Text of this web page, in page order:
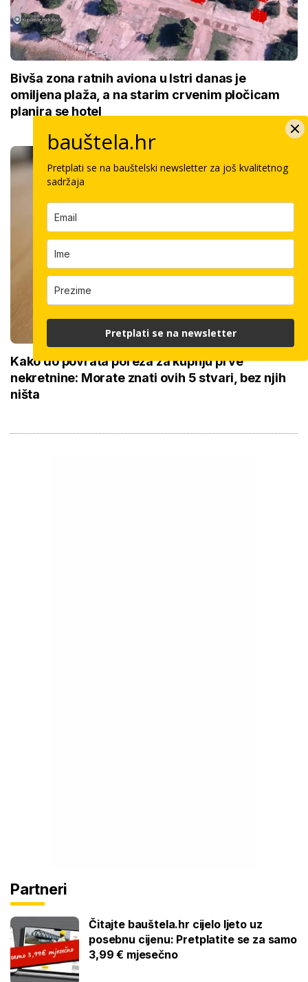
Bivša zona ratnih aviona u Istri danas je
omiljena plaža, a na starim crvenim pločicam
planira se hotel
Kako do povrata poreza za kupnju prve
nekretnine: Morate znati ovih 5 stvari, bez njih
ništa
Partneri
Čitajte bauštela.hr cijelo ljeto uz
posebnu cijenu: Pretplatite se za samo
3,99 € mjesečno
bauštela.hr
Pretplati se na bauštelski newsletter za još kvalitetnog
sadržaja
Pretplati se na newsletter